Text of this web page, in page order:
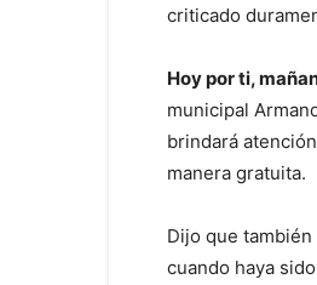
criticado
Hoy por ti,
municipal
brindará
manera gratuita.
Dijo que
cuando haya